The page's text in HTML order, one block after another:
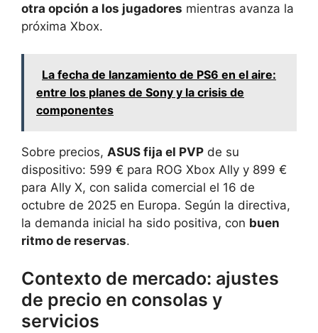
otra opción a los jugadores mientras avanza la
próxima Xbox.
La fecha de lanzamiento de PS6 en el aire:
entre los planes de Sony y la crisis de
componentes
Sobre precios, ASUS fija el PVP de su
dispositivo: 599 € para ROG Xbox Ally y 899 €
para Ally X, con salida comercial el 16 de
octubre de 2025 en Europa. Según la directiva,
la demanda inicial ha sido positiva, con buen
ritmo de reservas.
Contexto de mercado: ajustes
de precio en consolas y
servicios